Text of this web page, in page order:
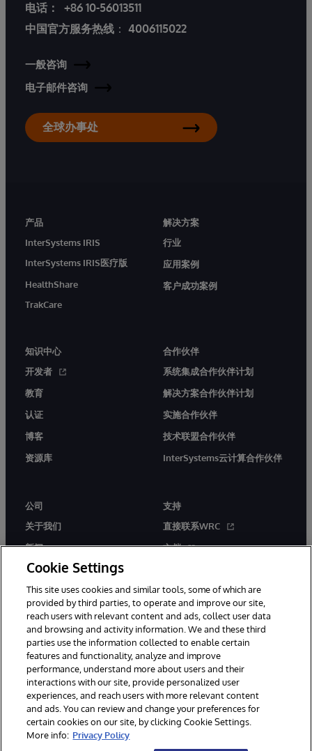
电话：
+86 10-56013511
中国官方服务热线 ： 4006115022
一般咨询
电子邮件咨询
全球办事处
产品
InterSystems IRIS
InterSystems IRIS医疗版
HealthShare
TrakCare
解决方案
行业
应用案例
客户成功案例
知识中心
开发者
教育
认证
博客
资源库
合作伙伴
系统集成合作伙伴计划
解决方案合作伙伴计划
实施合作伙伴
技术联盟合作伙伴
InterSystems云计算合作伙伴
公司
关于我们
新闻
活动
工作机会
支持
直接联系WRC
文档
© 1996-2026 InterSystems Corporation, Boston, MA. 系联软件（北
京）有限公司 版权所有。京ICP备2021005331号
通知/条款和条件 隐私声明 保证 无障碍
Cookie Settings
This site uses cookies and similar tools, some of which are
provided by third parties, to operate and improve our site,
reach users with relevant content and ads, collect user data
and browsing and activity information. We and these third
parties use the information collected to enable certain
features and functionality, analyze and improve
performance, understand more about users and their
interactions with our site, provide personalized user
experiences, and reach users with more relevant content
and ads. You can review and change your preferences for
certain cookies on our site, by clicking Cookie Settings.
More info: Privacy Policy